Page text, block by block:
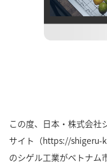
この度、日本・株式会社
サイト（https://shigeru-
のシゲル工業がベトナム